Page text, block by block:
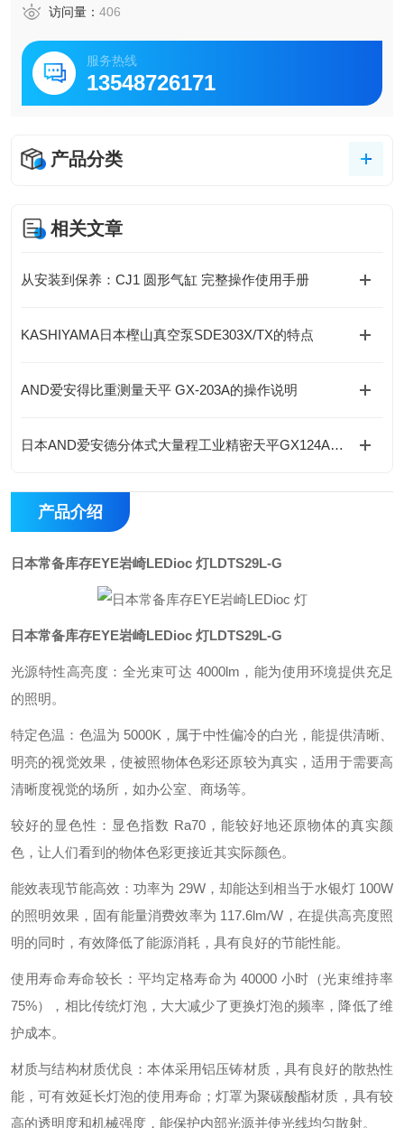
访问量： 406
服务热线
13548726171
产品分类
相关文章
从安装到保养：CJ1 圆形气缸 完整操作使用手册
KASHIYAMA日本樫山真空泵SDE303X/TX的特点
AND爱安得比重测量天平 GX-203A的操作说明
日本AND爱安德分体式大量程工业精密天平GX124A的操作使用
产品介绍
日本常备库存EYE岩崎LEDioc 灯LDTS29L-G
日本常备库存EYE岩崎LEDioc 灯LDTS29L-G
光源特性高亮度：全光束可达 4000lm，能为使用环境提供充足
的照明。
特定色温：色温为 5000K，属于中性偏冷的白光，能提供清晰、
明亮的视觉效果，使被照物体色彩还原较为真实，适用于需要高
清晰度视觉的场所，如办公室、商场等。
较好的显色性：显色指数 Ra70，能较好地还原物体的真实颜
色，让人们看到的物体色彩更接近其实际颜色。
能效表现节能高效：功率为 29W，却能达到相当于水银灯 100W
的照明效果，固有能量消费效率为 117.6lm/W，在提供高亮度照
明的同时，有效降低了能源消耗，具有良好的节能性能。
使用寿命寿命较长：平均定格寿命为 40000 小时（光束维持率
75%），相比传统灯泡，大大减少了更换灯泡的频率，降低了维
护成本。
材质与结构材质优良：本体采用铝压铸材质，具有良好的散热性
能，可有效延长灯泡的使用寿命；灯罩为聚碳酸酯材质，具有较
高的透明度和机械强度，能保护内部光源并使光线均匀散射。